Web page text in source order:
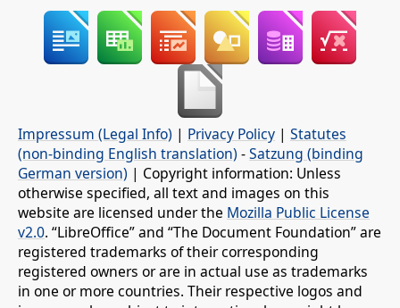
Impressum (Legal Info) | Privacy Policy | Statutes
(non-binding English translation) -Satzung (binding
German version) | Copyright information: Unless
otherwise specified, all text and images on this
website are licensed under the Mozilla Public License
v2.0. “LibreOffice” and “The Document Foundation” are
registered trademarks of their corresponding
registered owners or are in actual use as trademarks
in one or more countries. Their respective logos and